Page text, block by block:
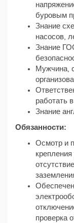
буровым
Знание
насосов,
Знание
Мужчина,
работать
Знание
Обязанности:
Осмотр и
крепления
проверка